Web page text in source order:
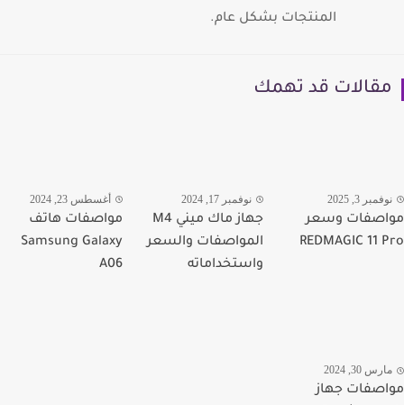
المنتجات بشكل عام.
قد تهمك
3, 2025
وسعر
REDMAGIC 11
نوفمبر 17, 2024
جهاز ماك ميني M4
المواصفات والسعر
واستخداماته
أغسطس 23, 2024
مواصفات هاتف
Samsung Galaxy
A06
30, 2024
جهاز